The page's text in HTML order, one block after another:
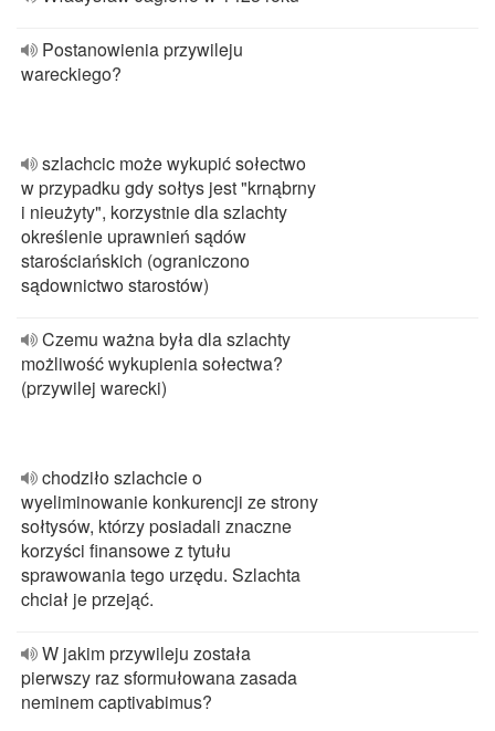
Postanowienia przywileju
wareckiego?
szlachcic może wykupić sołectwo
w przypadku gdy sołtys jest "krnąbrny
i nieużyty", korzystnie dla szlachty
określenie uprawnień sądów
starościańskich (ograniczono
sądownictwo starostów)
Czemu ważna była dla szlachty
możliwość wykupienia sołectwa?
(przywilej warecki)
chodziło szlachcie o
wyeliminowanie konkurencji ze strony
sołtysów, którzy posiadali znaczne
korzyści finansowe z tytułu
sprawowania tego urzędu. Szlachta
chciał je przejąć.
W jakim przywileju została
pierwszy raz sformułowana zasada
neminem captivabimus?